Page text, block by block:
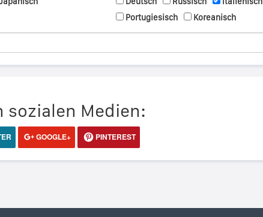
Portugiesisch
Koreanisch
sozialen Medien:
GOOGLE+ PINTEREST